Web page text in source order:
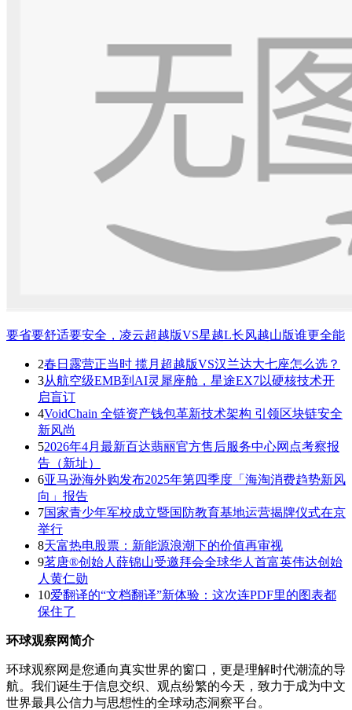
要省要舒适要安全，凌云超越版VS星越L长风越山版谁更全能
2春日露营正当时 揽月超越版VS汉兰达大七座怎么选？
3从航空级EMB到AI灵犀座舱，星途EX7以硬核技术开
启盲订
4VoidChain 全链资产钱包革新技术架构 引领区块链安全
新风尚
52026年4月最新百达翡丽官方售后服务中心网点考察报
告（新址）
6亚马逊海外购发布2025年第四季度「海淘消费趋势新风
向」报告
7国家青少年军校成立暨国防教育基地运营揭牌仪式在京
举行
8天富热电股票：新能源浪潮下的价值再审视
9茗唐®创始人薛锦山受邀拜会全球华人首富英伟达创始
人黄仁勋
10爱翻译的“文档翻译”新体验：这次连PDF里的图表都
保住了
环球观察网简介
环球观察网是您通向真实世界的窗口，更是理解时代潮流的导
航。我们诞生于信息交织、观点纷繁的今天，致力于成为中文
世界最具公信力与思想性的全球动态洞察平台。